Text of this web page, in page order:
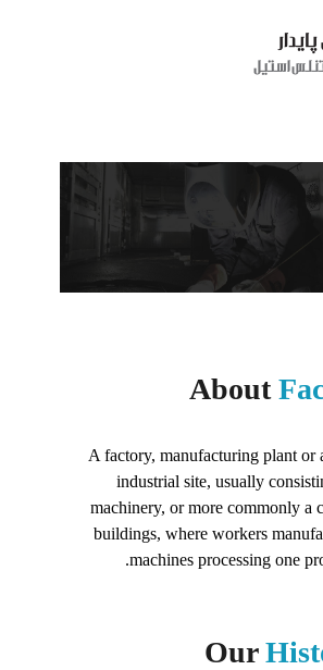
About
A factory, manufacturing plant or
industrial site, usually
machinery, or more commonly a
buildings, where workers
machines processing one
Our